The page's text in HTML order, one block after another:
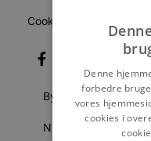
Cookiepolitik
Byer
Nyheder
Denne
forbedre
vores
cookies i